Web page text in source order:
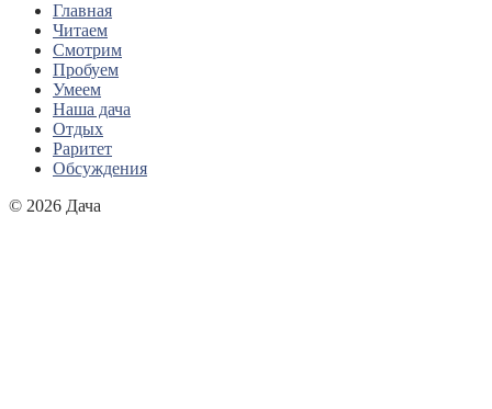
Главная
Читаем
Смотрим
Пробуем
Умеем
Наша дача
Отдых
Раритет
Обсуждения
© 2026 Дача